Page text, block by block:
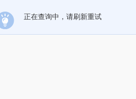
正在查询中，请刷新重试